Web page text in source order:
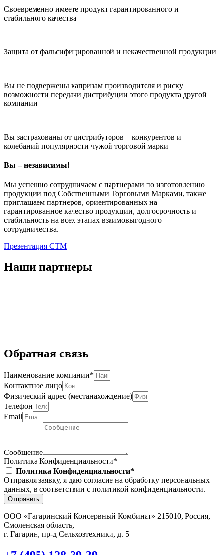
Своевременно имеете продукт гарантированного и
стабильного качества
Защита от фальсифицированной и некачественной продукции
Вы не подвержены капризам производителя и риску
возможности передачи дистрибуции этого продукта другой
компании
Вы застрахованы от дистрибуторов – конкурентов и
колебаний популярности чужой торговой марки
Вы – независимы!
Мы успешно сотрудничаем с партнерами по изготовлению
продукции под Собственными Торговыми Марками, также
приглашаем партнеров, ориентированных на
гарантированное качество продукции, долгосрочность и
стабильность на всех этапах взаимовыгодного
сотрудничества.
Презентация СТМ
Наши партнеры
Обратная связь
Наименование компании*
Контактное лицо
Физический адрес (местанахождение)
Телефон
Email
Сообщение
Политика Конфиденциальности*
Политика Конфиденциальности*
Отправля заявку, я даю согласие на обработку персональных
данных, в соответствии с политикой конфиденциальности.
Отправить
ООО «Гагаринский Консервный Комбинат» 215010, Россия,
Смоленская область,
г. Гагарин, пр-д Сельхозтехники, д. 5